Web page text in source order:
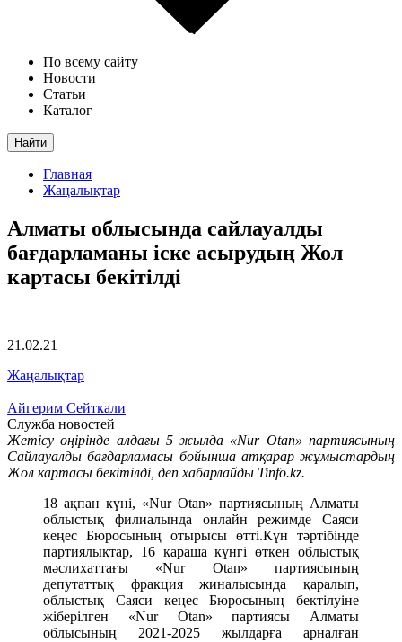
По всему сайту
Новости
Статьи
Каталог
Найти
Главная
Жаңалықтар
Алматы облысында сайлауалды
бағдарламаны іске асырудың Жол
картасы бекітілді
21.02.21
Жаңалықтар
Айгерим Сейткали
Служба новостей
Жетісу өңірінде алдағы 5 жылда «Nur Otan» партиясының
Сайлауалды бағдарламасы бойынша атқарар жұмыстардың
Жол картасы бекітілді, деп хабарлайды Tinfo.kz.
18 ақпан күні, «Nur Otan» партиясының Алматы
облыстық филиалында онлайн режимде Саяси
кеңес Бюросының отырысы өтті.Күн тәртібінде
партиялықтар, 16 қараша күнгі өткен облыстық
мәслихаттағы «Nur Otan» партиясының
депутаттық фракция жиналысында қаралып,
облыстық Саяси кеңес Бюросының бектілуіне
жіберілген «Nur Otan» партиясы Алматы
облысының 2021-2025 жылдарға арналған